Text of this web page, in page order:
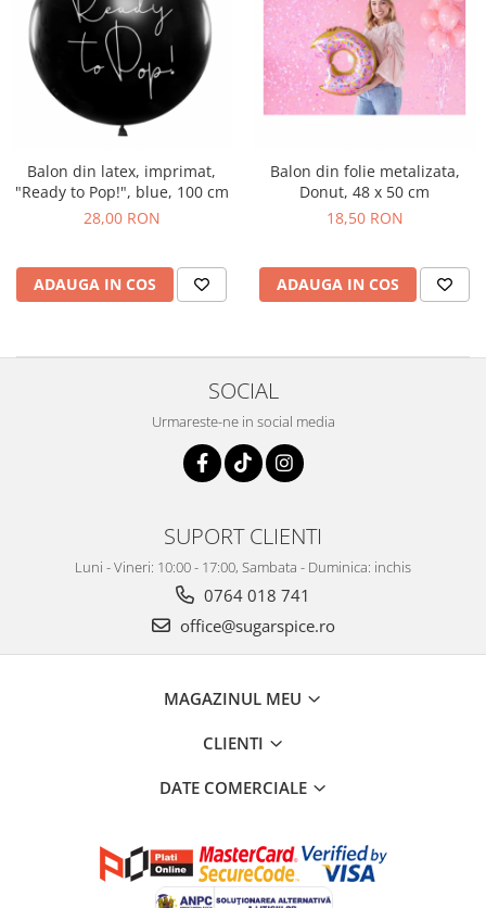
Balon din latex, imprimat,
"Ready to Pop!", blue, 100 cm
28,00 RON
ADAUGA IN COS
Balon din folie metalizata,
Donut, 48 x 50 cm
18,50 RON
ADAUGA IN COS
SOCIAL
Urmareste-ne in social media
SUPORT CLIENTI
Luni - Vineri: 10:00 - 17:00, Sambata - Duminica: inchis
0764 018 741
office@sugarspice.ro
MAGAZINUL MEU
CLIENTI
DATE COMERCIALE